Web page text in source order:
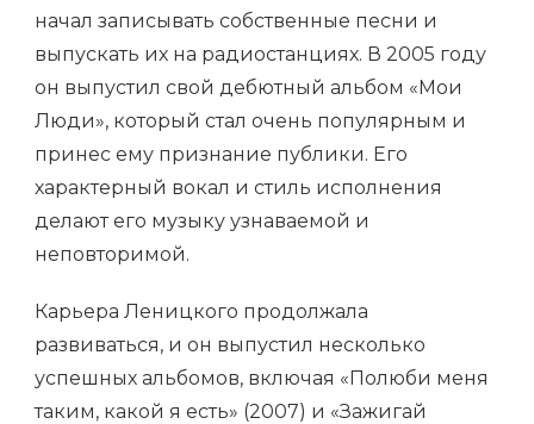
начал записывать собственные песни и
выпускать их на радиостанциях. В 2005 году
он выпустил свой дебютный альбом «Мои
Люди», который стал очень популярным и
принес ему признание публики. Его
характерный вокал и стиль исполнения
делают его музыку узнаваемой и
неповторимой.
Карьера Леницкого продолжала
развиваться, и он выпустил несколько
успешных альбомов, включая «Полюби меня
таким, какой я есть» (2007) и «Зажигай